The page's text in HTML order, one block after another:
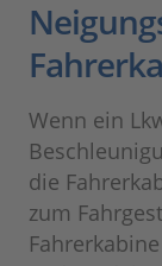
Wenn ein
die
zum